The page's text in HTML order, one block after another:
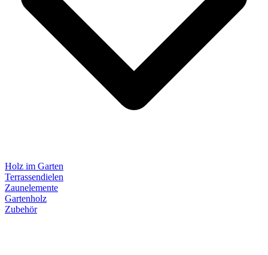
Holz im Garten
Terrassendielen
Zaunelemente
Gartenholz
Zubehör